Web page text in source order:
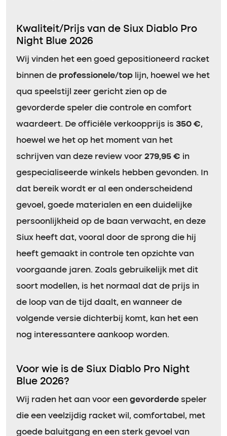
Kwaliteit/Prijs van de Siux Diablo Pro
Night Blue 2026
Wij vinden het een goed gepositioneerd racket
binnen de professionele/top lijn, hoewel we het
qua speelstijl zeer gericht zien op de
gevorderde speler die controle en comfort
waardeert. De officiële verkoopprijs is 350 €,
hoewel we het op het moment van het
schrijven van deze review voor 279,95 € in
gespecialiseerde winkels hebben gevonden. In
dat bereik wordt er al een onderscheidend
gevoel, goede materialen en een duidelijke
persoonlijkheid op de baan verwacht, en deze
Siux heeft dat, vooral door de sprong die hij
heeft gemaakt in controle ten opzichte van
voorgaande jaren. Zoals gebruikelijk met dit
soort modellen, is het normaal dat de prijs in
de loop van de tijd daalt, en wanneer de
volgende versie dichterbij komt, kan het een
nog interessantere aankoop worden.
Voor wie is de Siux Diablo Pro Night
Blue 2026?
Wij raden het aan voor een gevorderde speler
die een veelzijdig racket wil, comfortabel, met
goede baluitgang en een sterk gevoel van